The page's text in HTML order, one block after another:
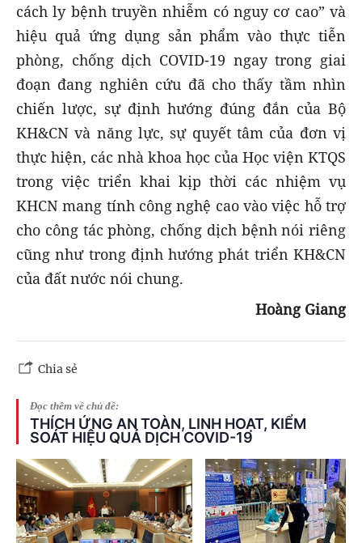
cách ly bệnh truyền nhiễm có nguy cơ cao” và
hiệu quả ứng dụng sản phẩm vào thực tiễn
phòng, chống dịch COVID-19 ngay trong giai
đoạn đang nghiên cứu đã cho thấy tầm nhìn
chiến lược, sự định hướng đúng đắn của Bộ
KH&CN và năng lực, sự quyết tâm của đơn vị
thực hiện, các nhà khoa học của Học viện KTQS
trong việc triển khai kịp thời các nhiệm vụ
KHCN mang tính công nghệ cao vào việc hỗ trợ
cho công tác phòng, chống dịch bệnh nói riêng
cũng như trong định hướng phát triển KH&CN
của đất nước nói chung.
Hoàng Giang
Chia sẻ
Đọc thêm về chủ đề:
THÍCH ỨNG AN TOÀN, LINH HOẠT, KIỂM
SOÁT HIỆU QUẢ DỊCH COVID-19